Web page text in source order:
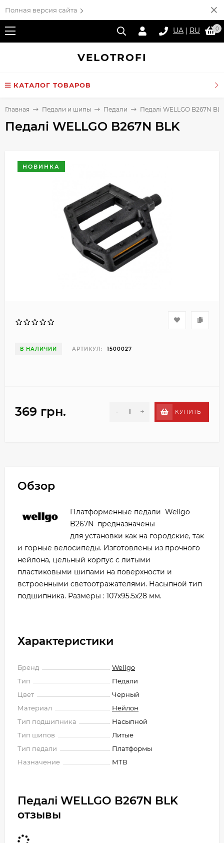
Полная версия сайта
UA | RU 0
VELOTROFI
КАТАЛОГ ТОВАРОВ
Главная Педали и шипы Педали Педалі WELLGO B267N
Педалі WELLGO B267N BLK
НОВИНКА
В НАЛИЧИИ АРТИКУЛ: 1500027
369 грн. - + КУПИТЬ
Обзор
Платформенные педали Wellgo
B267N предназначены
для установки как на городские, так
и горные велосипеды. Изготовлены из прочного
нейлона, цельный корпус с литыми
пластиковыми шипами на поверхности и
встроенными светоотражателями. Насыпной тип
подшипника. Размеры : 107x95.5x28 мм.
Характеристики
Бренд
Wellgo
Тип
Педали
Цвет
Черный
Материал
Нейлон
Тип подшипника
Насыпной
Тип шипов
Литые
Тип педали
Платформы
Назначение
МТВ
Педалі WELLGO B267N BLK
отзывы